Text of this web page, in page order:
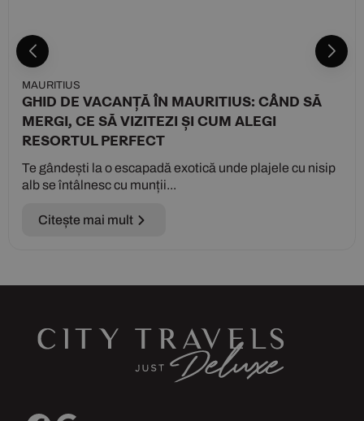
MAURITIUS
GHID DE VACANȚĂ ÎN MAURITIUS: CÂND SĂ
MERGI, CE SĂ VIZITEZI ȘI CUM ALEGI
RESORTUL PERFECT
Te gândești la o escapadă exotică unde plajele cu nisip
alb se întâlnesc cu munții...
Citește mai mult